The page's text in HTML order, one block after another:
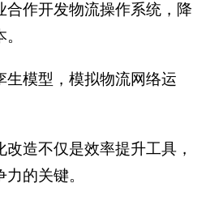
合作开发物流操作系统，降
生模型，模拟物流网络运
造不仅是效率提升工具，
的关键。